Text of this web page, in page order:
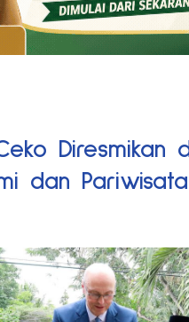
Diresmikan
dan Pariwisata